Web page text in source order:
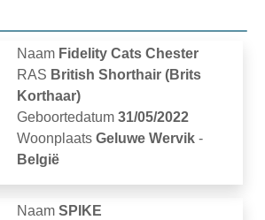
Naam Fidelity Cats Chester
RAS British Shorthair (Brits
Korthaar)
Geboortedatum 31/05/2022
Woonplaats Geluwe Wervik-
België
Naam SPIKE